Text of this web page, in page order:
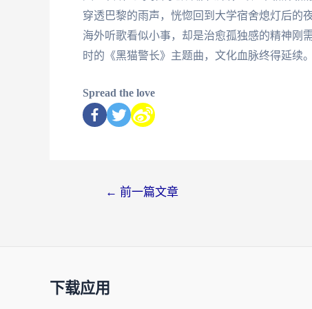
穿透巴黎的雨声，恍惚回到大学宿舍熄灯后的
海外听歌看似小事，却是治愈孤独感的精神刚
时的《黑猫警长》主题曲，文化血脉终得延续。
Spread the love
← 前一篇文章
下载应用